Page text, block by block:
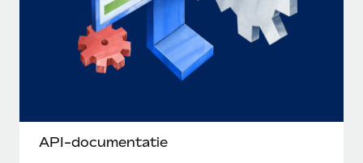
API-documentatie